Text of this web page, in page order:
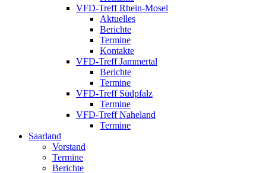
VFD-Treff Rhein-Mosel
Aktuelles
Berichte
Termine
Kontakte
VFD-Treff Jammertal
Berichte
Termine
VFD-Treff Südpfalz
Termine
VFD-Treff Naheland
Termine
Saarland
Vorstand
Termine
Berichte